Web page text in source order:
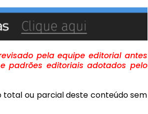
pela equipe editorial antes
padrões editoriais adotados pelo
total ou parcial deste conteúdo sem